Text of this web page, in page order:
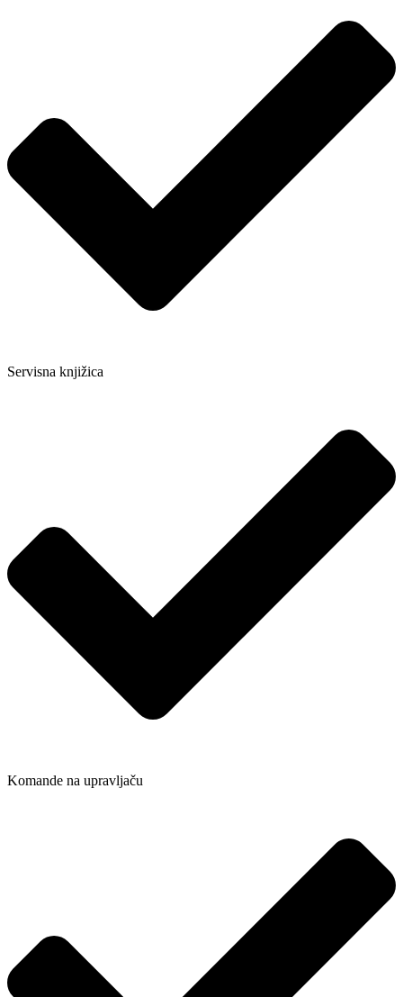
Servisna knjižica
Komande na upravljaču